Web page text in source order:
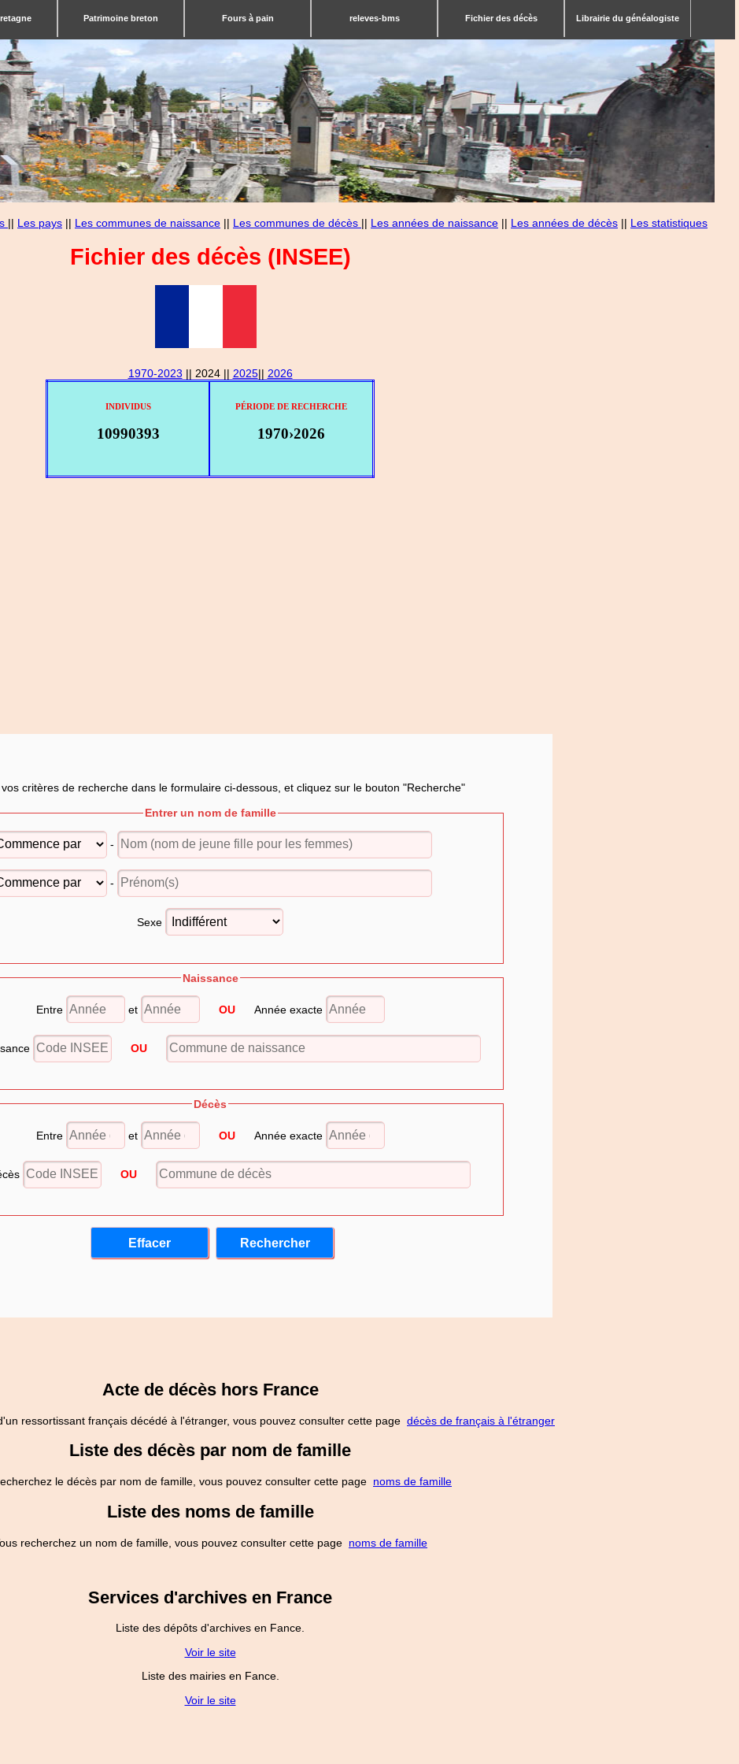
Patrimoine breton Fours à pain releves-bms Fichier des décès Librairie du généalogiste
|| Les pays || Les communes de naissance || Les communes de décès || Les années de naissance || Les années de décès || Les statistiques
Fichier des décès (INSEE)
1970-2023 || 2024 || 2025|| 2026
INDIVIDUS
10990393
PÉRIODE DE RECHERCHE
1970›2026
critères de recherche dans le formulaire ci-dessous, et cliquez sur le bouton "Recherche"
Entrer un nom de famille
-
-
Sexe
Naissance
Entre et OU Année exacte
OU
Décès
Entre et OU Année exacte
OU
Acte de décès hors France
ressortissant français décédé à l'étranger, vous pouvez consulter cette page décès de français à l'étranger
Liste des décès par nom de famille
le décès par nom de famille, vous pouvez consulter cette page noms de famille
Liste des noms de famille
recherchez un nom de famille, vous pouvez consulter cette page noms de famille
Services d'archives en France
Liste des dépôts d'archives en Fance.
Voir le site
Liste des mairies en Fance.
Voir le site